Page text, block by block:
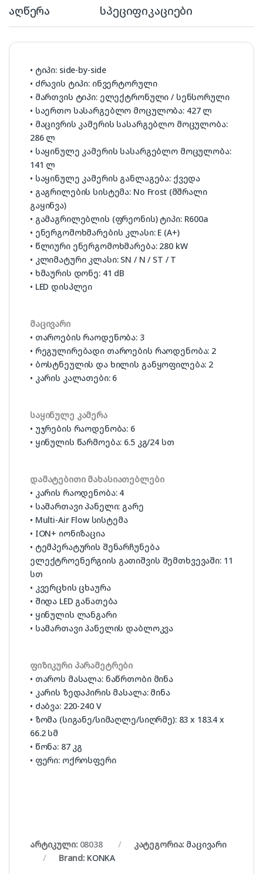
აღწერა სპეციფიკაციები
• ტიპი: side-by-side
• ძრავის ტიპი: ინვერტორული
• მართვის ტიპი: ელექტრონული / სენსორული
• საერთო სასარგებლო მოცულობა: 427 ლ
• მაცივრის კამერის სასარგებლო მოცულობა:
286 ლ
• საყინულე კამერის სასარგებლო მოცულობა:
141 ლ
• საყინულე კამერის განლაგება: ქვედა
• გაგრილების სისტემა: No Frost (მშრალი
გაყინვა)
• გამაგრილებლის (ფრეონის) ტიპი: R600a
• ენერგომოხმარების კლასი: E (A+)
• წლიური ენერგომოხმარება: 280 kW
• კლიმატური კლასი: SN / N / ST / T
• ხმაურის დონე: 41 dB
• LED დისპლეი
მაცივარი
• თაროების რაოდენობა: 3
• რეგულირებადი თაროების რაოდენობა: 2
• ბოსტნეულის და ხილის განყოფილება: 2
• კარის კალათები: 6
საყინულე კამერა
• უჯრების რაოდენობა: 6
• ყინულის წარმოება: 6.5 კგ/24 სთ
დამატებითი მახასიათებლები
• კარის რაოდენობა: 4
• სამართავი პანელი: გარე
• Multi-Air Flow სისტემა
• ION+ იონიზაცია
• ტემპერატურის შენარჩუნება
ელექტროენერგიის გათიშვის შემთხვევაში: 11
სთ
• კვერცხის ცხაურა
• შიდა LED განათება
• ყინულის ლანგარი
• სამართავი პანელის დაბლოკვა
ფიზიკური პარამეტრები
• თაროს მასალა: ნაწრთობი მინა
• კარის ზედაპირის მასალა: მინა
• ძაბვა: 220-240 V
• ზომა (სიგანე/სიმაღლე/სიღრმე): 83 x 183.4 x
66.2 სმ
• წონა: 87 კგ
• ფერი: ოქროსფერი
არტიკული: 08038 კატეგორია: მაცივარი
Brand: KONKA